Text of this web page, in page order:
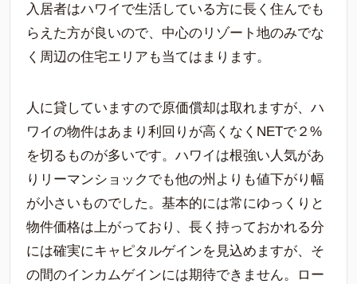
入居者はハワイで生活している方に長く住んでも
らえた方が良いので、中心のリゾート地のみでな
く周辺の住宅エリアも当てはまります。
人に貸していますので原価償却は取れますが、ハ
ワイの物件はあまり利回りが高くなくNETで２%
を切るものが多いです。ハワイは根強い人気があ
りリーマンショックでも他の州よりも値下がり幅
が小さいものでした。基本的には常にゆっくりと
物件価格は上がっており、長く持っておかれる分
には確実にキャピタルゲインを見込めますが、そ
の間のインカムゲインには期待できません。ロー